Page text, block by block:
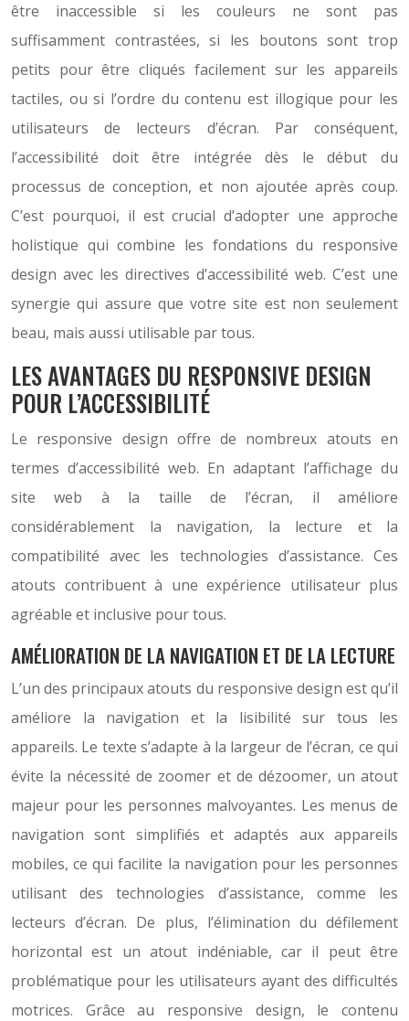
être inaccessible si les couleurs ne sont pas
suffisamment contrastées, si les boutons sont trop
petits pour être cliqués facilement sur les appareils
tactiles, ou si l’ordre du contenu est illogique pour les
utilisateurs de lecteurs d’écran. Par conséquent,
l’accessibilité doit être intégrée dès le début du
processus de conception, et non ajoutée après coup.
C’est pourquoi, il est crucial d’adopter une approche
holistique qui combine les fondations du responsive
design avec les directives d’accessibilité web. C’est une
synergie qui assure que votre site est non seulement
beau, mais aussi utilisable par tous.
LES AVANTAGES DU RESPONSIVE DESIGN
POUR L’ACCESSIBILITÉ
Le responsive design offre de nombreux atouts en
termes d’accessibilité web. En adaptant l’affichage du
site web à la taille de l’écran, il améliore
considérablement la navigation, la lecture et la
compatibilité avec les technologies d’assistance. Ces
atouts contribuent à une expérience utilisateur plus
agréable et inclusive pour tous.
AMÉLIORATION DE LA NAVIGATION ET DE LA LECTURE
L’un des principaux atouts du responsive design est qu’il
améliore la navigation et la lisibilité sur tous les
appareils. Le texte s’adapte à la largeur de l’écran, ce qui
évite la nécessité de zoomer et de dézoomer, un atout
majeur pour les personnes malvoyantes. Les menus de
navigation sont simplifiés et adaptés aux appareils
mobiles, ce qui facilite la navigation pour les personnes
utilisant des technologies d’assistance, comme les
lecteurs d’écran. De plus, l’élimination du défilement
horizontal est un atout indéniable, car il peut être
problématique pour les utilisateurs ayant des difficultés
motrices. Grâce au responsive design, le contenu